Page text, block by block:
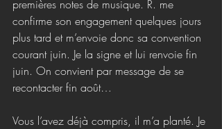
premières notes de musique. R. me
confirme son engagement quelques jours
plus tard et m’envoie donc sa convention
courant juin. Je la signe et lui renvoie fin
juin. On convient par message de se
recontacter fin août…
Vous l’avez déjà compris, il m’a planté. Je